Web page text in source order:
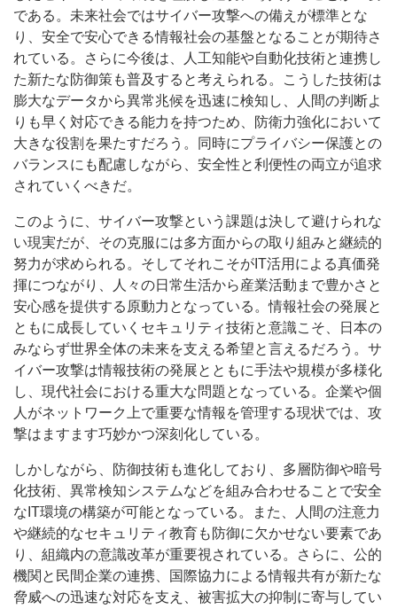
である。未来社会ではサイバー攻撃への備えが標準とな
り、安全で安心できる情報社会の基盤となることが期待さ
れている。さらに今後は、人工知能や自動化技術と連携し
た新たな防御策も普及すると考えられる。こうした技術は
膨大なデータから異常兆候を迅速に検知し、人間の判断よ
りも早く対応できる能力を持つため、防衛力強化において
大きな役割を果たすだろう。同時にプライバシー保護との
バランスにも配慮しながら、安全性と利便性の両立が追求
されていくべきだ。
このように、サイバー攻撃という課題は決して避けられな
い現実だが、その克服には多方面からの取り組みと継続的
努力が求められる。そしてそれこそがIT活用による真価発
揮につながり、人々の日常生活から産業活動まで豊かさと
安心感を提供する原動力となっている。情報社会の発展と
ともに成長していくセキュリティ技術と意識こそ、日本の
みならず世界全体の未来を支える希望と言えるだろう。サ
イバー攻撃は情報技術の発展とともに手法や規模が多様化
し、現代社会における重大な問題となっている。企業や個
人がネットワーク上で重要な情報を管理する現状では、攻
撃はますます巧妙かつ深刻化している。
しかしながら、防御技術も進化しており、多層防御や暗号
化技術、異常検知システムなどを組み合わせることで安全
なIT環境の構築が可能となっている。また、人間の注意力
や継続的なセキュリティ教育も防御に欠かせない要素であ
り、組織内の意識改革が重要視されている。さらに、公的
機関と民間企業の連携、国際協力による情報共有が新たな
脅威への迅速な対応を支え、被害拡大の抑制に寄与してい